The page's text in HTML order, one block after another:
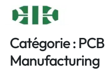
Catégorie :PCB
Manufacturing